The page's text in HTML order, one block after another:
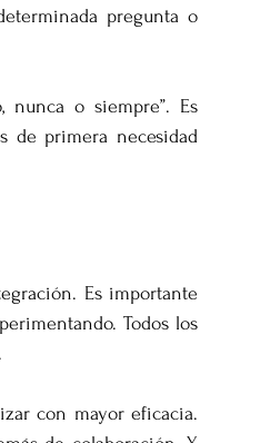
pregunta o
nunca o siempre”. Es
de primera necesidad
Es importante
Todos los
con mayor eficacia.